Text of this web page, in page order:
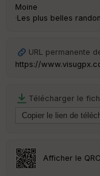
Moine
·Les plus belles
URL permanente
https://
Télécharger le
Afficher le